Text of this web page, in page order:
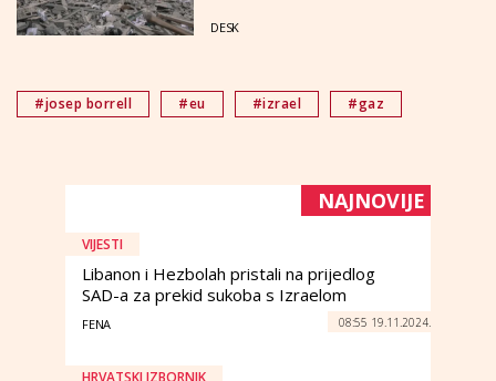
DESK
#josep borrell #eu #izrael #gaz
NAJNOVIJE
VIJESTI
Libanon i Hezbolah pristali na prijedlog
SAD-a za prekid sukoba s Izraelom
FENA 08:55 19.11.2024.
HRVATSKI IZBORNIK